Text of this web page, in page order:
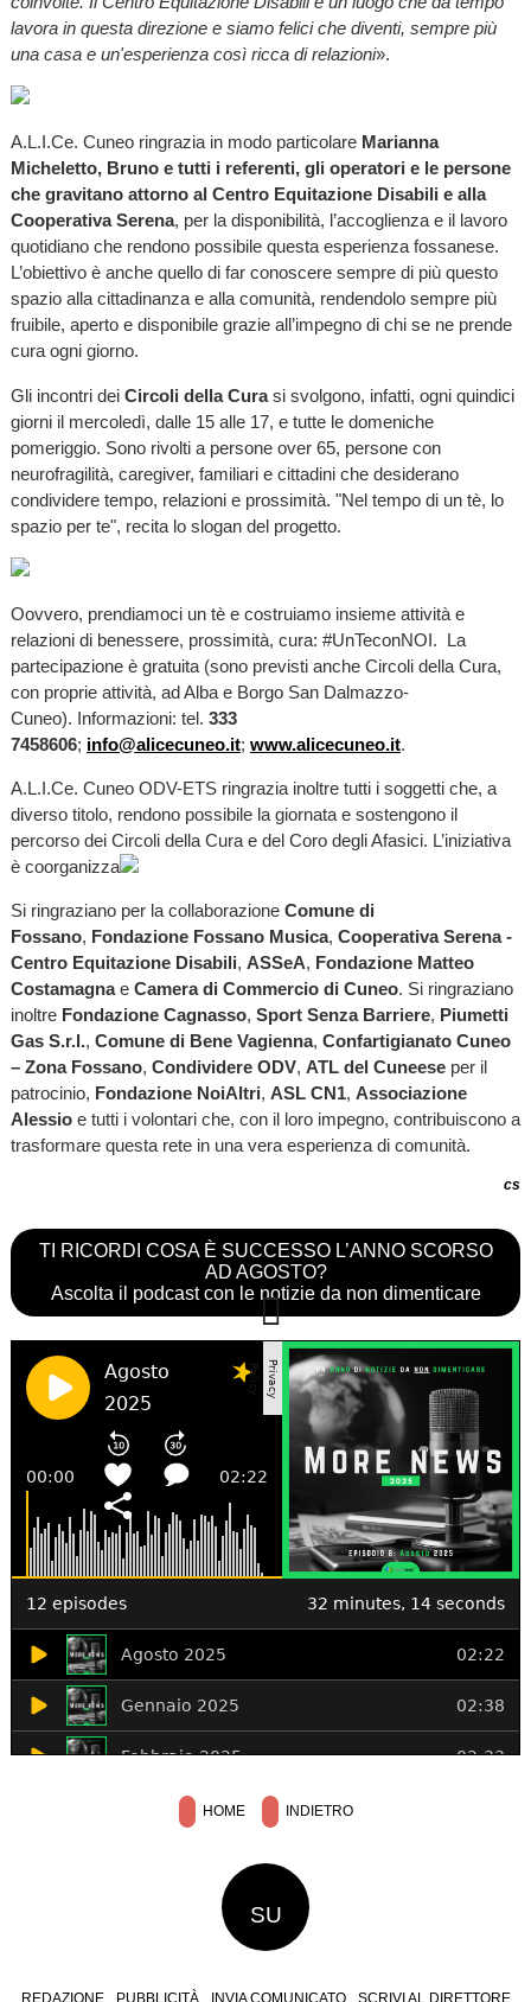
lavora in questa direzione e siamo felici che diventi, sempre più
una casa e un'esperienza così ricca di relazioni».
A.L.I.Ce. Cuneo ringrazia in modo particolare Marianna
Micheletto, Bruno e tutti i referenti, gli operatori e le persone
che gravitano attorno al Centro Equitazione Disabili e alla
Cooperativa Serena, per la disponibilità, l’accoglienza e il lavoro
quotidiano che rendono possibile questa esperienza fossanese.
L’obiettivo è anche quello di far conoscere sempre di più questo
spazio alla cittadinanza e alla comunità, rendendolo sempre più
fruibile, aperto e disponibile grazie all’impegno di chi se ne prende
cura ogni giorno.
Gli incontri dei Circoli della Curasi svolgono, infatti, ogni quindici
giorni il mercoledì, dalle 15 alle 17, e tutte le domeniche
pomeriggio. Sono rivolti a persone over 65, persone con
neurofragilità, caregiver, familiari e cittadini che desiderano
condividere tempo, relazioni e prossimità. "Nel tempo di un tè, lo
spazio per te", recita lo slogan del progetto.
Oovvero, prendiamoci un tè e costruiamo insieme attività e
relazioni di benessere, prossimità, cura: #UnTeconNOI. La
partecipazione è gratuita (sono previsti anche Circoli della Cura,
con proprie attività, ad Alba e Borgo San Dalmazzo-
Cuneo). Informazioni: tel. 333
7458606; info@alicecuneo.it; www.alicecuneo.it.
A.L.I.Ce. Cuneo ODV-ETS ringrazia inoltre tutti i soggetti che, a
diverso titolo, rendono possibile la giornata e sostengono il
percorso dei Circoli della Cura e del Coro degli Afasici. L’iniziativa
è coorganizza
Si ringraziano per la collaborazione Comune di
Fossano, Fondazione Fossano Musica, Cooperativa Serena -
Centro Equitazione Disabili, ASSeA, Fondazione Matteo
Costamagnae Camera di Commercio di Cuneo. Si ringraziano
inoltre Fondazione Cagnasso, Sport Senza Barriere, Piumetti
Gas S.r.l., Comune di Bene Vagienna, Confartigianato Cuneo
– Zona Fossano, Condividere ODV, ATL del Cuneeseper il
patrocinio, Fondazione NoiAltri, ASL CN1, Associazione
Alessioe tutti i volontari che, con il loro impegno, contribuiscono a
trasformare questa rete in una vera esperienza di comunità.
cs
TI RICORDI COSA È SUCCESSO L’ANNO SCORSO
AD AGOSTO?
Ascolta il podcast con le notizie da non dimenticare
HOME INDIETRO
SU
REDAZIONE PUBBLICITÀ INVIA COMUNICATO
SCRIVI AL DIRETTORE